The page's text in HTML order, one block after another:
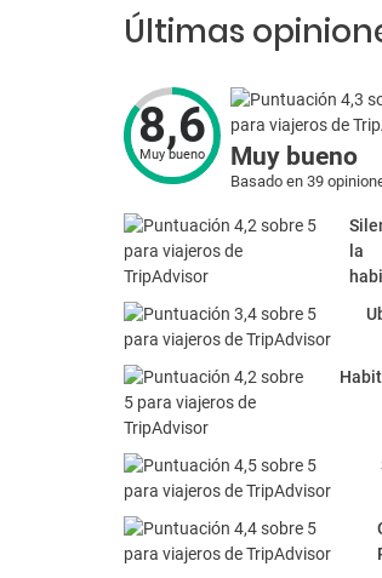
Últimas
8,6
Muy bueno Muy bueno
Basado en 39
la